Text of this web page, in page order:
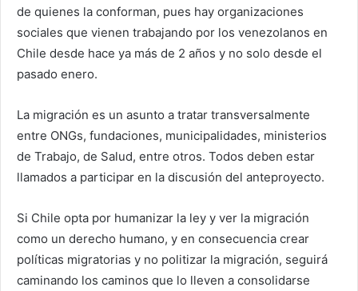
de quienes la conforman, pues hay organizaciones
sociales que vienen trabajando por los venezolanos en
Chile desde hace ya más de 2 años y no solo desde el
pasado enero.
La migración es un asunto a tratar transversalmente
entre ONGs, fundaciones, municipalidades, ministerios
de Trabajo, de Salud, entre otros. Todos deben estar
llamados a participar en la discusión del anteproyecto.
Si Chile opta por humanizar la ley y ver la migración
como un derecho humano, y en consecuencia crear
políticas migratorias y no politizar la migración, seguirá
caminando los caminos que lo lleven a consolidarse